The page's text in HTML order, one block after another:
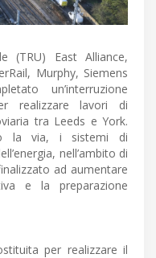
(TRU) East Alliance,
Murphy, Siemens
un’interruzione
realizzare lavori di
tra Leeds e York.
la via, i sistemi di
nell’ambito di
ad aumentare
e la preparazione
per realizzare il